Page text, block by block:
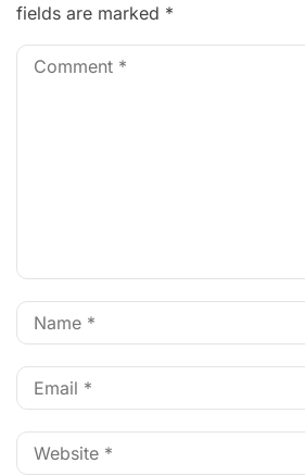
fields are marked *